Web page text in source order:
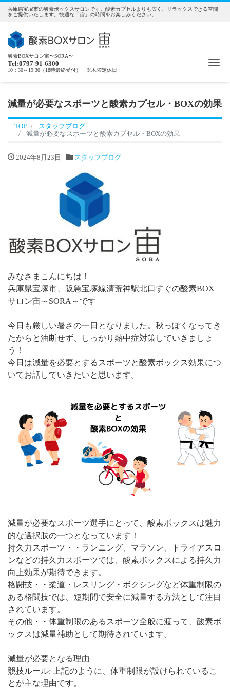
兵庫県宝塚市の酸素ボックスサロンです。酸素カプセルよりも広く、リラックスできる空間
をご提供いたします。快適な「宙」の時間をお楽しみください。
酸素BOXサロン宙〜SORA〜
Tel:0797-91-6300
10：30～19:30（18時最終受付） ※木曜定休日
減量が必要なスポーツと酸素カプセル・BOXの効果
TOP
スタッフブログ
減量が必要なスポーツと酸素カプセル・BOXの効果
2024年8月23日 スタッフブログ
みなさまこんにちは！
兵庫県宝塚市、阪急宝塚線清荒神駅北口すぐの酸素BOX
サロン宙～SORA～です
今日も厳しい暑さの一日となりました。秋っぽくなってき
たからと油断せず、しっかり熱中症対策していきましょ
う！
今日は減量を必要とするスポーツと酸素ボックス効果につ
いてお話していきたいと思います。
減量が必要なスポーツ選手にとって、酸素ボックスは魅力
的な選択肢の一つとなっています！
持久力スポーツ・・ランニング、マラソン、トライアスロ
ンなどの持久力スポーツでは、酸素ボックスによる持久力
向上効果が期待できます。
格闘技・・柔道・レスリング・ボクシングなど体重制限の
ある格闘技では、短期間で安全に減量する方法として注目
されています。
その他・・体重制限のあるスポーツ全般に渡って、酸素ボ
ックスは減量補助として期待されています。
減量が必要となる理由
競技ルール: 上記のように、体重制限が設けられているこ
とが主な理由です。